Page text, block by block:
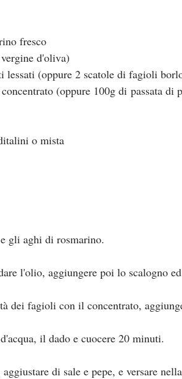
fresco
d'oliva)
lessati (oppure 2 scatole di fagioli
(oppure 100g di passata di
o mista
gli aghi di rosmarino.
l'olio, aggiungere poi lo scalogno
dei fagioli con il concentrato,
il dado e cuocere 20 minuti.
di sale e pepe, e versare